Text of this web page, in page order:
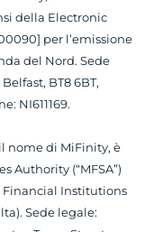
della Electronic
per l’emissione
del Nord. Sede
BT8 6BT,
NI611169.
nome di MiFinity, è
Authority (“MFSA”)
Institutions
Sede legale: